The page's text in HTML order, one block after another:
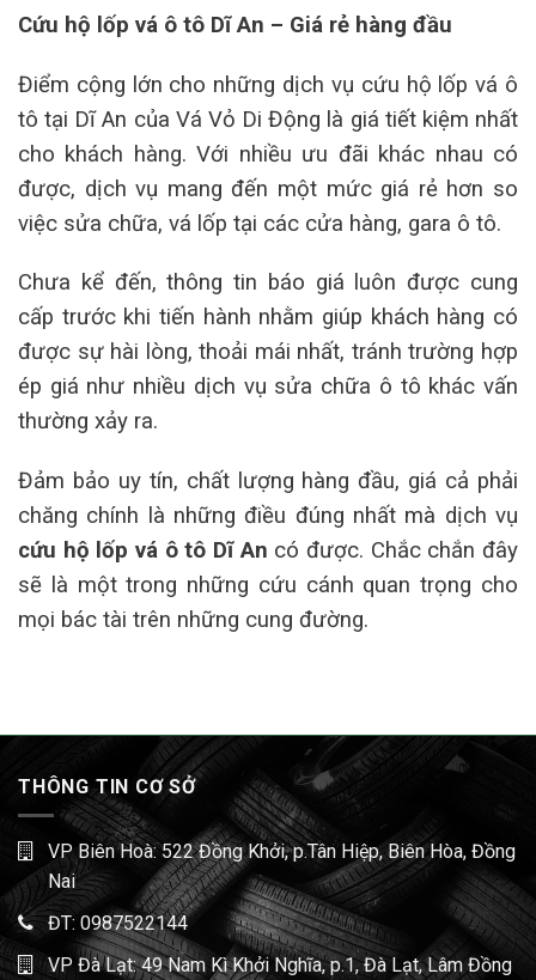
Cứu hộ lốp vá ô tô Dĩ An – Giá rẻ hàng đầu
Điểm cộng lớn cho những dịch vụ cứu hộ lốp vá ô
tô tại Dĩ An của Vá Vỏ Di Động là giá tiết kiệm nhất
cho khách hàng. Với nhiều ưu đãi khác nhau có
được, dịch vụ mang đến một mức giá rẻ hơn so
việc sửa chữa, vá lốp tại các cửa hàng, gara ô tô.
Chưa kể đến, thông tin báo giá luôn được cung
cấp trước khi tiến hành nhằm giúp khách hàng có
được sự hài lòng, thoải mái nhất, tránh trường hợp
ép giá như nhiều dịch vụ sửa chữa ô tô khác vấn
thường xảy ra.
Đảm bảo uy tín, chất lượng hàng đầu, giá cả phải
chăng chính là những điều đúng nhất mà dịch vụ
cứu hộ lốp vá ô tô Dĩ An có được. Chắc chắn đây
sẽ là một trong những cứu cánh quan trọng cho
mọi bác tài trên những cung đường.
THÔNG TIN CƠ SỞ
VP Biên Hoà: 522 Đồng Khởi, p.Tân Hiệp, Biên Hòa, Đồng
Nai
ĐT: 0987522144
VP Đà Lạt: 49 Nam Kì Khởi Nghĩa, p.1, Đà Lạt, Lâm Đồng